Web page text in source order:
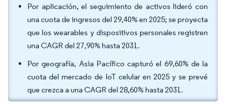
Por aplicación, el seguimiento de activos lideró con
una cuota de ingresos del 29,40% en 2025; se proyecta
que los wearables y dispositivos personales registren
una CAGR del 27,90% hasta 2031.
Por geografía, Asia Pacífico capturó el 69,60% de la
cuota del mercado de IoT celular en 2025 y se prevé
que crezca a una CAGR del 28,60% hasta 2031.